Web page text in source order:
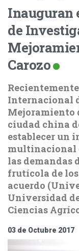
Inauguran
de
Carozo
Internacional
Mejoramiento
ciudad china
establecer un
multinacional
las demandas
frutícola de los
acuerdo
Universidad
Ciencias
03 de Octubre 2017